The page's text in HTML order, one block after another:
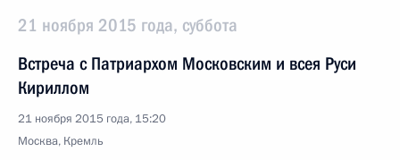
21 ноября 2015 года, суббота
Встреча с Патриархом Московским и всея Руси
Кириллом
21 ноября 2015 года, 15:20
Москва, Кремль